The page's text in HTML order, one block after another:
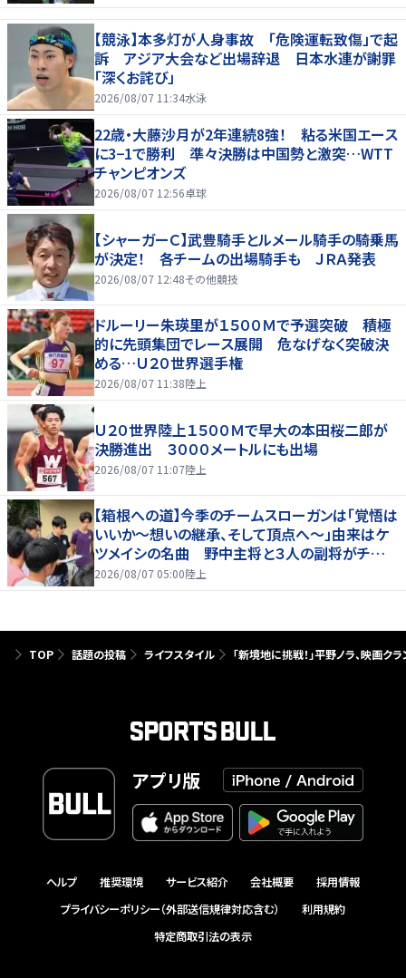
【競泳】本多灯が人身事故 「危険運転致傷」で起
訴 アジア大会など出場辞退 日本水連が謝罪
「深くお詫び」
2026/08/07 11:34水泳
22歳・大藤沙月が2年連続8強！ 粘る米国エース
に3−1で勝利 準々決勝は中国勢と激突…WTT
チャンピオンズ
2026/08/07 12:56卓球
【シャーガーＣ】武豊騎手とルメール騎手の騎乗馬
が決定！ 各チームの出場騎手も ＪＲＡ発表
2026/08/07 12:48その他競技
ドルーリー朱瑛里が１５００Ｍで予選突破 積極
的に先頭集団でレース展開 危なげなく突破決
める…Ｕ２０世界選手権
2026/08/07 11:38陸上
Ｕ２０世界陸上１５００Ｍで早大の本田桜二郎が
決勝進出 ３０００メートルにも出場
2026/08/07 11:07陸上
【箱根への道】今季のチームスローガンは「覚悟は
いいか～想いの継承、そして頂点へ～」由来はケ
ツメイシの名曲 野中主将と３人の副将がチーム
を引っ張る…夏合宿特集第１弾、国学院大
2026/08/07 05:00陸上
TOP 話題の投稿 ライフスタイル 「新境地に挑戦！」平野ノラ、映画ク
アプリ版
ヘルプ 推奨環境 サービス紹介 会社概要
採用情報
プライバシーポリシー（外部送信規律対応含む）
利用規約
特定商取引法の表示